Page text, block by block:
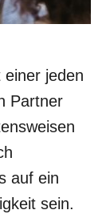
jeden
Partner
auf ein
sein.